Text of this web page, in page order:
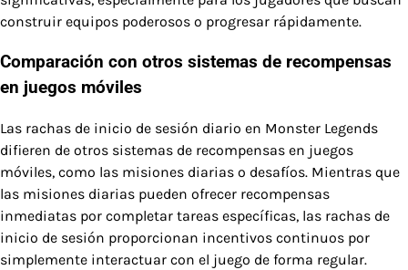
construir equipos poderosos o progresar rápidamente.
Comparación con otros sistemas de recompensas
en juegos móviles
Las rachas de inicio de sesión diario en Monster Legends
difieren de otros sistemas de recompensas en juegos
móviles, como las misiones diarias o desafíos. Mientras que
las misiones diarias pueden ofrecer recompensas
inmediatas por completar tareas específicas, las rachas de
inicio de sesión proporcionan incentivos continuos por
simplemente interactuar con el juego de forma regular.